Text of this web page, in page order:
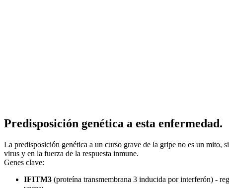
Predisposición genética a esta enfermedad.
La predisposición genética a un curso grave de la gripe no es un mito,
virus y en la fuerza de la respuesta inmune.
Genes clave:
IFITM3 (proteína transmembrana 3 inducida por interferón) -